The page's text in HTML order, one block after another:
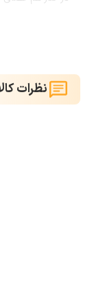
گوش کاربر
شنوایی انسان
نظرات